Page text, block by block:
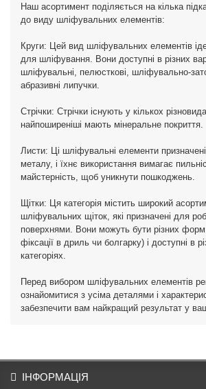
Наш асортимент поділяється на кілька
до виду шліфувальних елементів:
Круги: Цей вид шліфувальних елементів
для шліфування. Вони доступні в різних
шліфувальні, пелюсткові, шліфувально-
абразивні липучки.
Стрічки: Стрічки існують у кількох
найпоширеніші мають мінеральне покриття.
Листи: Ці шліфувальні елементи
металу, і їхнє використання вимагає
майстерність, щоб уникнути пошкоджень.
Щітки: Ця категорія містить широкий
шліфувальних щіток, які призначені для
поверхнями. Вони можуть бути різних
фіксації в дриль чи болгарку) і доступні в
категоріях.
Перед вибором шліфувальних елементів
ознайомитися з усіма деталями і
забезпечити вам найкращий результат у
ІНФОРМАЦІЯ